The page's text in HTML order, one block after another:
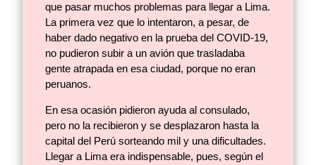
que pasar muchos problemas para llegar a Lima.
La primera vez que lo intentaron, a pesar, de
haber dado negativo en la prueba del COVID-19,
no pudieron subir a un avión que trasladaba
gente atrapada en esa ciudad, porque no eran
peruanos.
En esa ocasión pidieron ayuda al consulado,
pero no la recibieron y se desplazaron hasta la
capital del Perú sorteando mil y una dificultades.
Llegar a Lima era indispensable, pues, según el